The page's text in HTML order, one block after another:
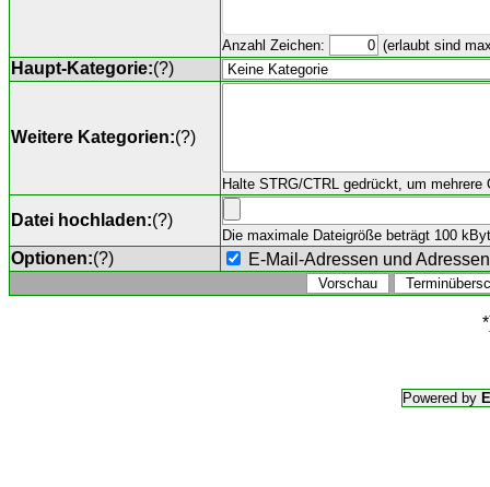
Anzahl Zeichen: (erlaubt sind
Haupt-Kategorie:(?)
Weitere Kategorien:(?)
Halte STRG/CTRL gedrückt, um mehrere
Datei hochladen:(?)
Die maximale Dateigröße beträgt 100
Optionen:(?) E-Mail-Adressen und
Powered by